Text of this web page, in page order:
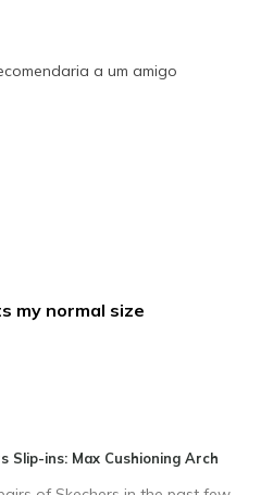
a um amigo
my normal size
Slip-ins: Max Cushioning Arch